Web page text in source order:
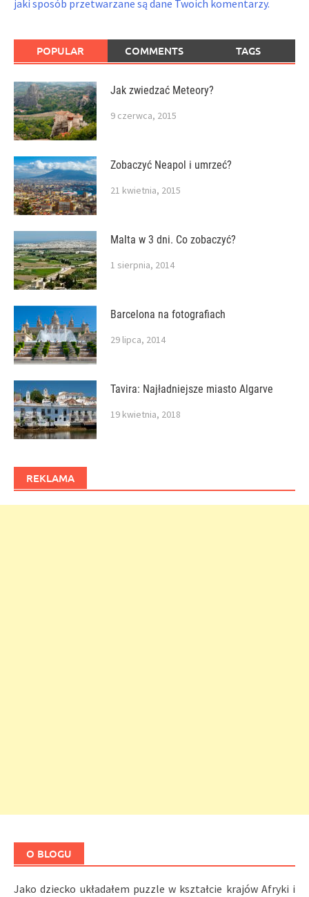
jaki sposób przetwarzane są dane Twoich komentarzy.
POPULAR COMMENTS TAGS
Jak zwiedzać Meteory?
9 czerwca, 2015
Zobaczyć Neapol i umrzeć?
21 kwietnia, 2015
Malta w 3 dni. Co zobaczyć?
1 sierpnia, 2014
Barcelona na fotografiach
29 lipca, 2014
Tavira: Najładniejsze miasto Algarve
19 kwietnia, 2018
REKLAMA
O BLOGU
Jako dziecko układałem puzzle w kształcie krajów Afryki i